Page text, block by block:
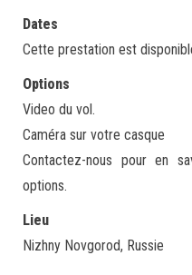
Dates
Cette prestation est
Options
Video du vol.
Caméra sur votre casque
Contactez-nous pour en
options.
Lieu
Nizhny Novgorod, Russie